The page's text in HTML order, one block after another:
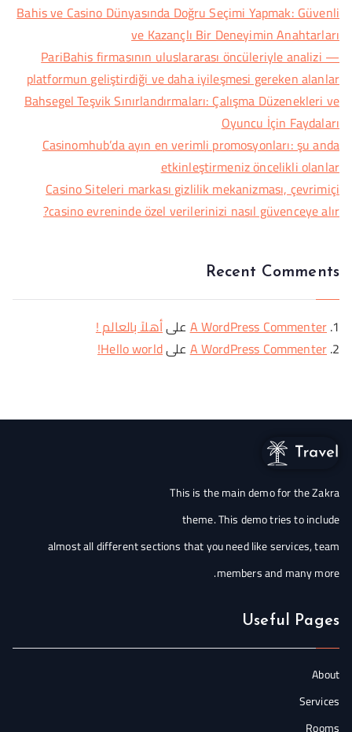
Bahis ve Casino Dünyasında Doğru Seçimi Yapmak: Güvenli
ve Kazançlı Bir Deneyimin Anahtarları
PariBahis firmasının uluslararası öncüleriyle analizi —
platformun geliştirdiği ve daha iyileşmesi gereken alanlar
Bahsegel Teşvik Sınırlandırmaları: Çalışma Düzenekleri ve
Oyuncu İçin Faydaları
Casinomhub’da ayın en verimli promosyonları: şu anda
etkinleştirmeniz öncelikli olanlar
Casino Siteleri markası gizlilik mekanizması, çevrimiçi
casino evreninde özel verilerinizi nasıl güvenceye alır?
Recent Comments
A WordPress Commenterعلىأهلاً بالعالم !
A WordPress CommenterعلىHello world!
This is the main demo for the Zakra
theme. This demo tries to include
almost all different sections that you need like services, team
members and many more.
Useful Pages
About
Services